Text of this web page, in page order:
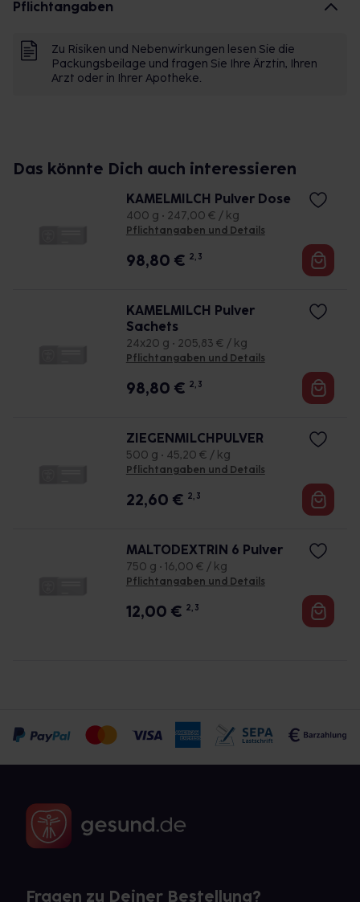
Pflichtangaben
Zu Risiken und Nebenwirkungen lesen Sie die
Packungsbeilage und fragen Sie Ihre Ärztin, Ihren
Arzt oder in Ihrer Apotheke.
Das könnte Dich auch interessieren
KAMELMILCH Pulver Dose
400 g • 247,00 € / kg
Pflichtangaben und Details
98,80 € 2, 3
KAMELMILCH Pulver
Sachets
24x20 g • 205,83 € / kg
Pflichtangaben und Details
98,80 € 2, 3
ZIEGENMILCHPULVER
500 g • 45,20 € / kg
Pflichtangaben und Details
22,60 € 2, 3
MALTODEXTRIN 6 Pulver
750 g • 16,00 € / kg
Pflichtangaben und Details
12,00 € 2, 3
Fragen zu Deiner Bestellung?